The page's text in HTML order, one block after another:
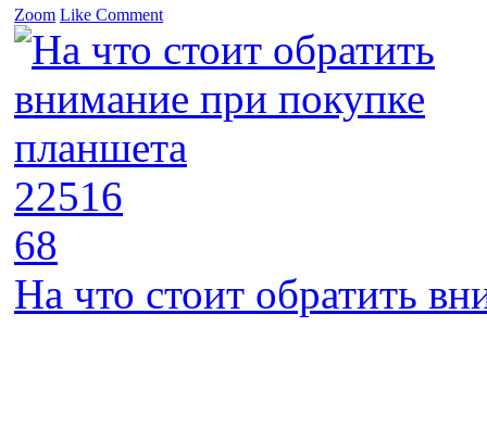
Zoom Like Comment
22516
68
На что стоит обратить